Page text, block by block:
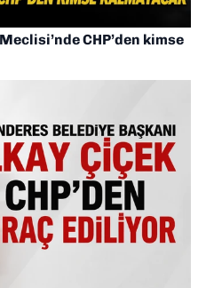
CHP’den kimse